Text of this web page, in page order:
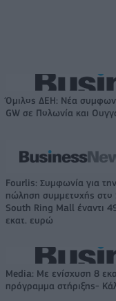
Όμιλος ΔΕΗ: Νέα
GW σε Πολωνία και
Fourlis: Συμφωνία για την
πώληση συμμετοχής στο
South Ring Mall έναντι
εκατ. ευρώ
Media: Με ενίσχυση 8
πρόγραμμα στήριξης-